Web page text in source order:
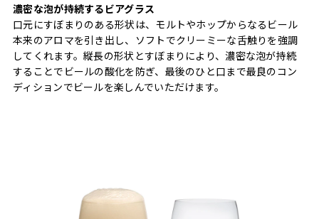
濃密な泡が持続するビアグラス
口元にすぼまりのある形状は、モルトやホップからなるビール
本来のアロマを引き出し、ソフトでクリーミーな舌触りを強調
してくれます。縦長の形状とすぼまりにより、濃密な泡が持続
することでビールの酸化を防ぎ、最後のひと口まで最良のコン
ディションでビールを楽しんでいただけます。